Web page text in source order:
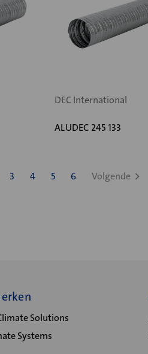
DEC International
ALUDEC 245 133
3 4 5 6 Volgende
Solutions
Systems